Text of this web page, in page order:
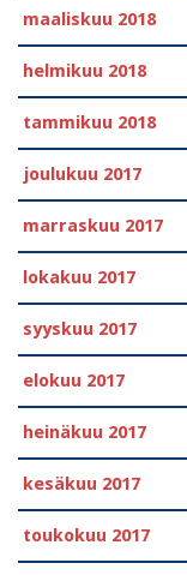
maaliskuu 2018
helmikuu 2018
tammikuu 2018
joulukuu 2017
marraskuu 2017
lokakuu 2017
syyskuu 2017
elokuu 2017
heinäkuu 2017
kesäkuu 2017
toukokuu 2017